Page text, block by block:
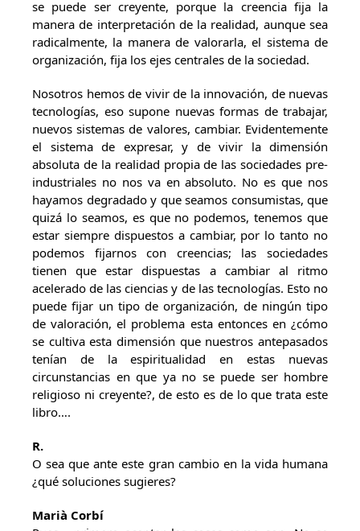
se puede ser creyente, porque la creencia fija la
manera de interpretación de la realidad, aunque sea
radicalmente, la manera de valorarla, el sistema de
organización, fija los ejes centrales de la sociedad.
Nosotros hemos de vivir de la innovación, de nuevas
tecnologías, eso supone nuevas formas de trabajar,
nuevos sistemas de valores, cambiar. Evidentemente
el sistema de expresar, y de vivir la dimensión
absoluta de la realidad propia de las sociedades pre-
industriales no nos va en absoluto. No es que nos
hayamos degradado y que seamos consumistas, que
quizá lo seamos, es que no podemos, tenemos que
estar siempre dispuestos a cambiar, por lo tanto no
podemos fijarnos con creencias; las sociedades
tienen que estar dispuestas a cambiar al ritmo
acelerado de las ciencias y de las tecnologías. Esto no
puede fijar un tipo de organización, de ningún tipo
de valoración, el problema esta entonces en ¿cómo
se cultiva esta dimensión que nuestros antepasados
tenían de la espiritualidad en estas nuevas
circunstancias en que ya no se puede ser hombre
religioso ni creyente?, de esto es de lo que trata este
libro….
R.
O sea que ante este gran cambio en la vida humana
¿qué soluciones sugieres?
Marià Corbí